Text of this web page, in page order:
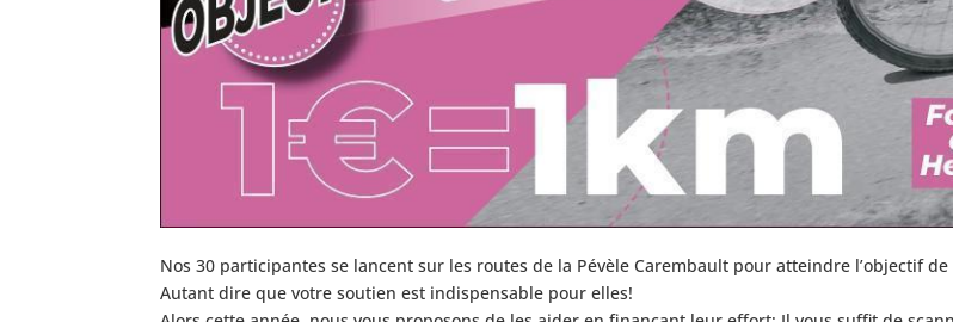
Nos 30 participantes se lancent sur les routes de la Pévèle Carembault pour atteindre l’objectif de
Autant dire que votre soutien est indispensable pour elles!